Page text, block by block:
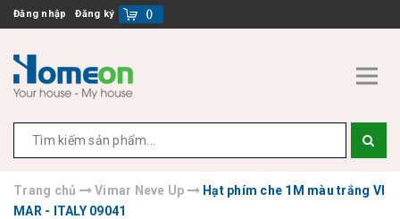
Đăng nhập Đăng ký ()
Trang chủ Vimar Neve Up
Hạt phím che 1M màu trắng VI
MAR - ITALY 09041